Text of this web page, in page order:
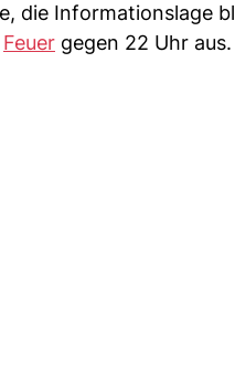
die Informationslage
Feuer gegen 22 Uhr aus.